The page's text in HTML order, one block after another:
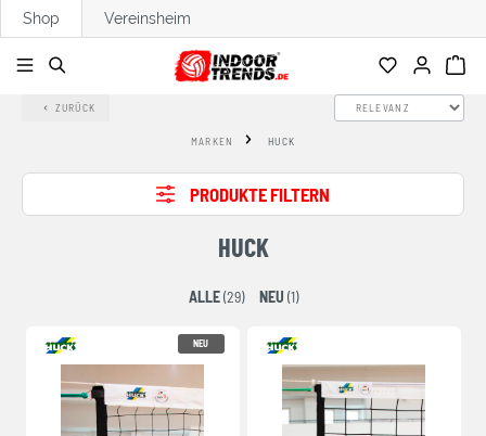
springen
Shop Vereinsheim
ZURÜCK
MARKEN HUCK
PRODUKTE FILTERN
HUCK
ALLE(29) NEU (1)
NEU